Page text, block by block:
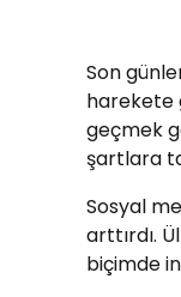
Son
harekete
geçmek
şartlara
Sosyal
arttırdı.
biçimde